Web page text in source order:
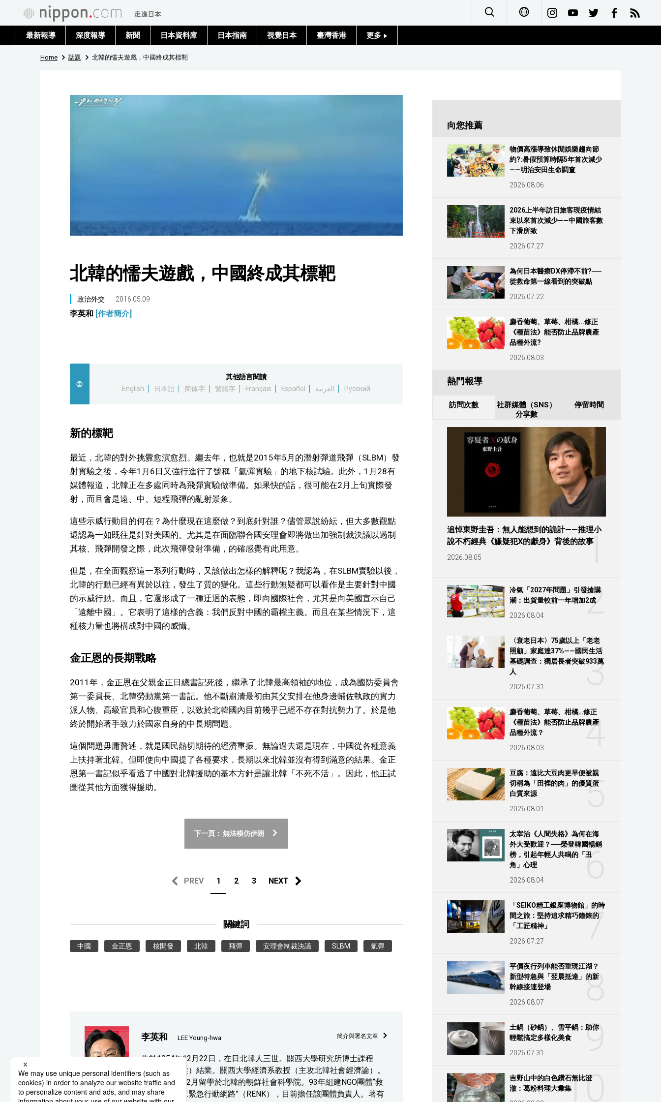
العربية
Русский
最新報導 深度報導 新聞 日本資料庫 日本指南 視覺日本 臺灣香港 更多
Home 話題 北韓的懦夫遊戲，中國終成其標靶
北韓的懦夫遊戲，中國終成其標靶
政治外交 2016.05.09
李英和 [作者簡介]
其他語言閱讀
English
日本語 简体字 繁體字 Français Español العربية Русский
新的標靶
最近，北韓的對外挑釁愈演愈烈。繼去年，也就是2015年5月的潛射彈道飛彈（SLBM）發
射實驗之後，今年1月6日又強行進行了號稱「氫彈實驗」的地下核試驗。此外，1月28有
媒體報道，北韓正在多處同時為飛彈實驗做準備。如果快的話，很可能在2月上旬實際發
射，而且會是遠、中、短程飛彈的亂射景象。
這些示威行動目的何在？為什麼現在這麼做？到底針對誰？儘管眾說紛紜，但大多數觀點
還認為一如既往是針對美國的。尤其是在面臨聯合國安理會即將做出加強制裁決議以遏制
其核、飛彈開發之際，此次飛彈發射準備，的確感覺有此用意。
但是，在全面觀察這一系列行動時，又該做出怎樣的解釋呢？我認為，在SLBM實驗以後，
北韓的行動已經有異於以往，發生了質的變化。這些行動無疑都可以看作是主要針對中國
的示威行動。而且，它還形成了一種迂迴的表態，即向國際社會，尤其是向美國宣示自己
「遠離中國」。它表明了這樣的含義：我們反對中國的霸權主義。而且在某些情況下，這
種核力量也將構成對中國的威懾。
金正恩的長期戰略
2011年，金正恩在父親金正日總書記死後，繼承了北韓最高領袖的地位，成為國防委員會
第一委員長、北韓勞動黨第一書記。他不斷肅清最初由其父安排在他身邊輔佐執政的實力
派人物、高級官員和心腹重臣，以致於北韓國內目前幾乎已經不存在對抗勢力了。於是他
終於開始著手致力於國家自身的中長期問題。
這個問題毋庸贅述，就是國民熱切期待的經濟重振。無論過去還是現在，中國從各種意義
上扶持著北韓。但即使向中國提了各種要求，長期以來北韓並沒有得到滿意的結果。金正
恩第一書記似乎看透了中國對北韓援助的基本方針是讓北韓「不死不活」。因此，他正試
圖從其他方面獲得援助。
下一頁： 無法模仿伊朗
PREV 1 2 3 NEXT
關鍵詞
中國 金正恩 核開發 北韓 飛彈 安理會制裁決議 SLBM 氫彈
李英和 LEE Young-hwa 簡介與署名文章
生於1954年12月22日，在日北韓人三世。關西大學研究所博士課程
（經濟學專業）結業。關西大學經濟系教授（主攻北韓社會經濟論）。
1991年4月-12月留學於北韓的朝鮮社會科學院。93年組建NGO團體“救
援！北韓民眾緊急行動網路”（RENK），目前擔任該團體負責人。著有
向您推薦
物價高漲導致休閒娛樂趨向節
約?:暑假預算時隔5年首次減少
——明治安田生命調查
2026.08.06
2026上半年訪日旅客現疫情結
束以來首次減少——中國旅客數
下滑所致
2026.07.27
為何日本醫療DX停滯不前?──
從救命第一線看到的突破點
2026.07.22
麝香葡萄、草莓、柑橘...修正
《種苗法》能否防止品牌農產
品種外流?
2026.08.03
熱門報導
訪問次數
社群媒體（SNS）
分享數
停留時間
1
追悼東野圭吾：無人能想到的詭計——推理小
說不朽經典《嫌疑犯X的獻身》背後的故事
2026.08.05
2
冷氣「2027年問題」引發搶購
潮：出貨量較前一年增加2成
2026.08.04
3
〈衰老日本〉75歲以上「老老
照顧」家庭達37%——國民生活
基礎調查：獨居長者突破933萬
人
2026.07.31
4
麝香葡萄、草莓、柑橘…修正
《種苗法》能否防止品牌農產
品種外流？
2026.08.03
5
豆腐：遠比大豆肉更早便被親
切稱為「田裡的肉」的優質蛋
白質來源
2026.08.01
6
太宰治《人間失格》為何在海
外大受歡迎？──榮登韓國暢銷
榜，引起年輕人共鳴的「丑
角」心理
2026.08.04
7
「SEIKO精工銀座博物館」的時
間之旅：堅持追求精巧鐘錶的
「工匠精神」
2026.07.27
8
平價夜行列車能否重現江湖？
新型特急與「翌晨抵達」的新
幹線接連登場
2026.08.07
9
土鍋（砂鍋）、雪平鍋：助你
輕鬆搞定多樣化美食
2026.07.31
10
吉野山中的白色鑽石無比澄
澈：葛粉料理大彙集